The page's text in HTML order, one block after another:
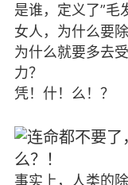
任务
11-29 20:13 电脑端
是太幼稚了，我带
是谁，定义了”毛
女人，为什么要除
为什么就要多去
力？
凭！什！么！？
事实上，人类的